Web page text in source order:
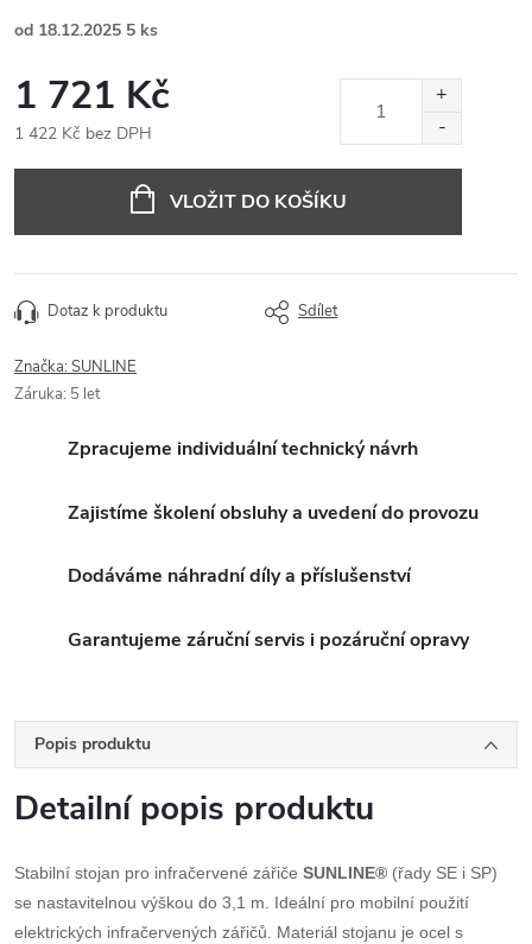
od 18.12.2025 5 ks
1 721 Kč
1 422 Kč bez DPH
VLOŽIT DO KOŠÍKU
Dotaz k produktu Sdílet
Značka:SUNLINE
Záruka: 5 let
Zpracujeme individuální technický návrh
Zajistíme školení obsluhy a uvedení do provozu
Dodáváme náhradní díly a příslušenství
Garantujeme záruční servis i pozáruční opravy
Popis produktu
Detailní popis produktu
Stabilní stojan pro infračervené zářiče SUNLINE® (řady SE i SP)
se nastavitelnou výškou do 3,1 m. Ideální pro mobilní použití
elektrických infračervených zářičů. Materiál stojanu je ocel s